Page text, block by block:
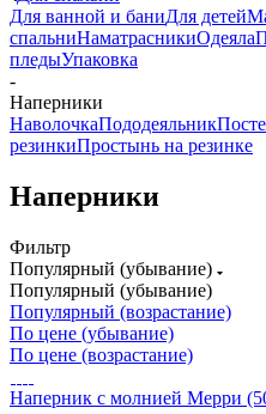
Для ванной и баниДля детей
спальниНаматрасникиОдеяла
пледыУпаковка
-
Наперники
НаволочкаПододеяльник
резинкиПростынь на резинке
Наперники
Фильтр
Популярный (убывание)
Популярный (убывание)
Популярный (возрастание)
По цене (убывание)
По цене (возрастание)
Наперник с молнией Мерри